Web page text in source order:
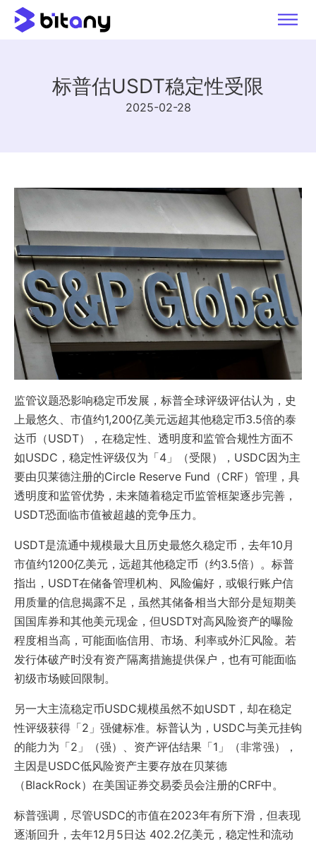
标普估USDT稳定性受限
2025-02-28
监管议题恐影响稳定币发展，标普全球评级评估认为，史
上最悠久、市值约1,200亿美元远超其他稳定币3.5倍的泰
达币（USDT），在稳定性、透明度和监管合规性方面不
如USDC，稳定性评级仅为「4」（受限），USDC因为主
要由贝莱德注册的Circle Reserve Fund（CRF）管理，具
透明度和监管优势，未来随着稳定币监管框架逐步完善，
USDT恐面临市值被超越的竞争压力。
USDT是流通中规模最大且历史最悠久稳定币，去年10月
市值约1200亿美元，远超其他稳定币（约3.5倍）。标普
指出，USDT在储备管理机构、风险偏好，或银行账户信
用质量的信息揭露不足，虽然其储备相当大部分是短期美
国国库券和其他美元现金，但USDT对高风险资产的曝险
程度相当高，可能面临信用、市场、利率或外汇风险。若
发行体破产时没有资产隔离措施提供保户，也有可能面临
初级市场赎回限制。
另一大主流稳定币USDC规模虽然不如USDT，却在稳定
性评级获得「2」强健标准。标普认为，USDC与美元挂钩
的能力为「2」（强）、资产评估结果「1」（非常强），
主因是USDC低风险资产主要存放在贝莱德
（BlackRock）在美国证券交易委员会注册的CRF中。
标普强调，尽管USDC的市值在2023年有所下滑，但表现
逐渐回升，去年12月5日达 402.2亿美元，稳定性和流动